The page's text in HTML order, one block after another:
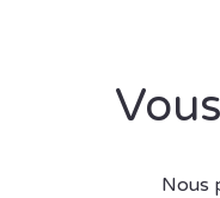
Nous